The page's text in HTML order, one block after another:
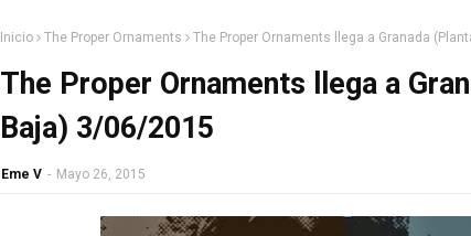
Inicio The Proper Ornaments The Proper Ornaments llega a Granada
The Proper Ornaments llega a
Baja) 3/06/2015
Eme V - Mayo 26, 2015